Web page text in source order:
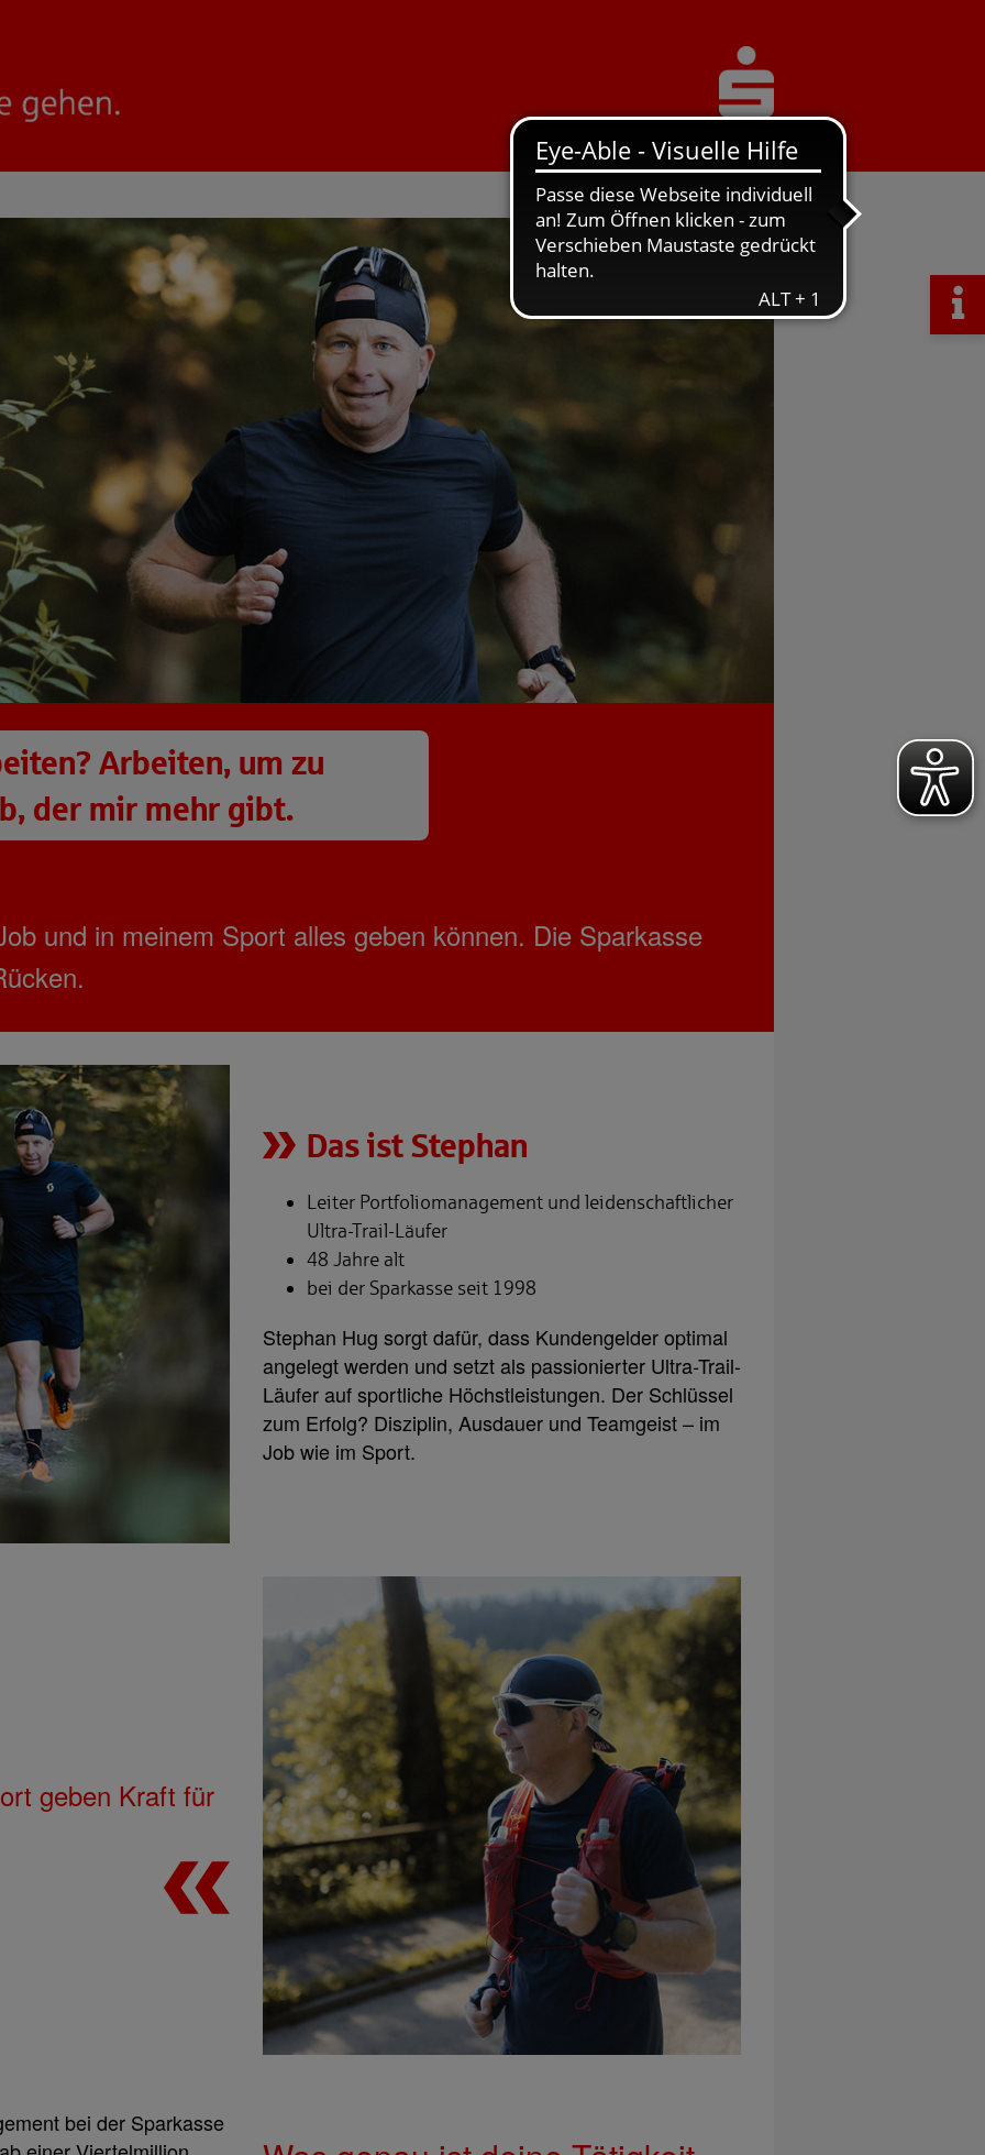
Arbeiten, um zu
der mir mehr gibt.
und in meinem Sport alles geben können. Die Sparkasse
Das ist Stephan
Leiter Portfoliomanagement und leidenschaftlicher
Ultra-Trail-Läufer
48 Jahre alt
bei der Sparkasse seit 1998
Stephan Hug sorgt dafür, dass Kundengelder optimal
angelegt werden und setzt als passionierter Ultra-Trail-
Läufer auf sportliche Höchstleistungen. Der Schlüssel
zum Erfolg? Disziplin, Ausdauer und Teamgeist – im
Job wie im Sport.
geben Kraft für
bei der Sparkasse